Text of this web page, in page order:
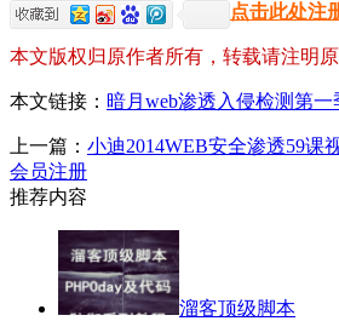
点击此处注
本文版权归原作者所有，转载请注明
本文链接： 暗月web渗透入侵检测第一
上一篇： 小迪2014WEB安全渗透59课
会员注册
推荐内容
溜客顶级脚本